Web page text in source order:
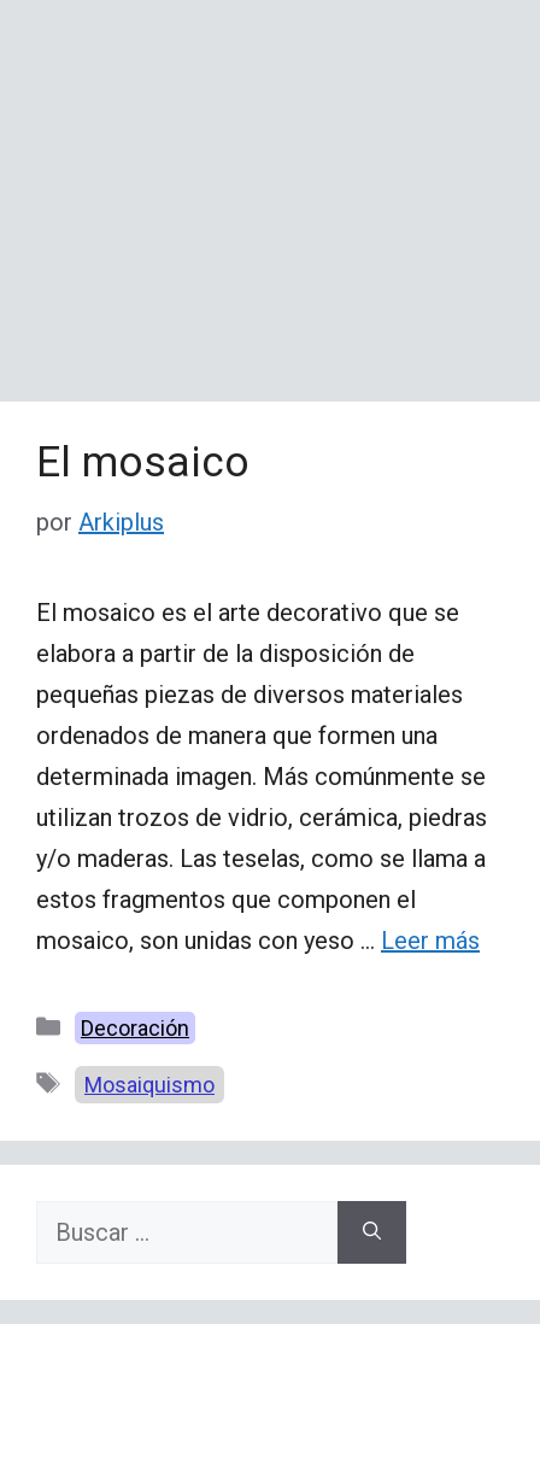
El mosaico
por Arkiplus
El mosaico es el arte decorativo que se
elabora a partir de la disposición de
pequeñas piezas de diversos materiales
ordenados de manera que formen una
determinada imagen. Más comúnmente se
utilizan trozos de vidrio, cerámica, piedras
y/o maderas. Las teselas, como se llama a
estos fragmentos que componen el
mosaico, son unidas con yeso … Leer más
Categorías
Decoración
Etiquetas
Mosaiquismo
Buscar: